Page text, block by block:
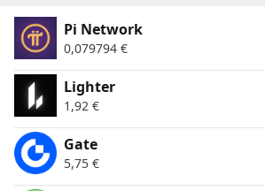
Pi Network
0,079794 €
Lighter
1,92 €
Gate
5,75 €